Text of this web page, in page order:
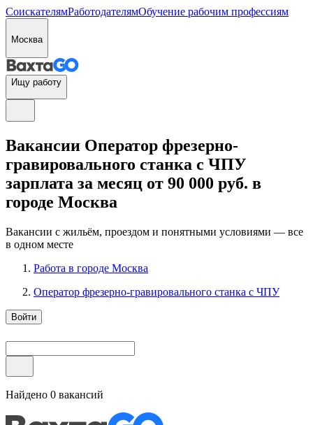
СоискателямРаботодателямОбучение рабочим профессиям
Москва
Ищу работу
Вакансии Оператор фрезерно-
гравировального станка с ЧПУ
зарплата за месяц от 90 000 руб. в
городе Москва
Вакансии с жильём, проездом и понятными условиями — все
в одном месте
Работа в городе Москва
Оператор фрезерно-гравировального станка с ЧПУ
Войти
Найдено 0 вакансий